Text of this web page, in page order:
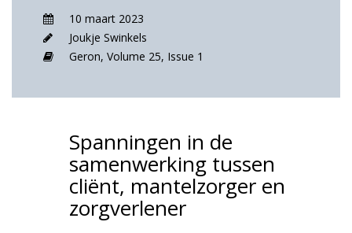
10 maart 2023
Joukje Swinkels
Geron, Volume 25, Issue 1
Spanningen in de
samenwerking tussen
cliënt, mantelzorger en
zorgverlener